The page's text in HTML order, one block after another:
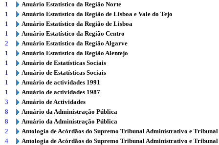
1
Anuário Estatístico da Região Norte
1
Anuário Estatístico da Região de Lisboa e Vale do Tejo
1
Anuário Estatístico da Região de Lisboa
1
Anuário Estatístico da Região Centro
2
Anuário Estatístico da Região Algarve
1
Anuário Estatístico da Região Alentejo
1
Anuário de Estatísticas Sociais
1
Anuário de Estatísticas Sociais
1
Anuário de actividades 1991
1
Anuário de actividades 1987
3
Anuário de Actividades
8
Anuário da Administração Pública
8
Anuário da Administração Pública
2
Antologia de Acórdãos do Supremo Tribunal Administrativo e
4
Antologia de Acórdãos do Supremo Tribunal Administrativo e